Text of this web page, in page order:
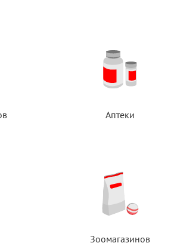
Аптеки
Зоомагазинов